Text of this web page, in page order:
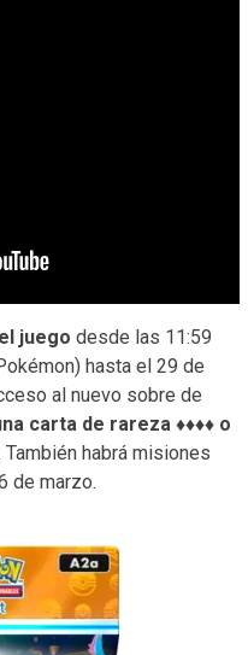
juego desde las 11:59
hasta el 29 de
al nuevo sobre de
carta de rareza ♦♦♦♦ o
También habrá misiones
de marzo.